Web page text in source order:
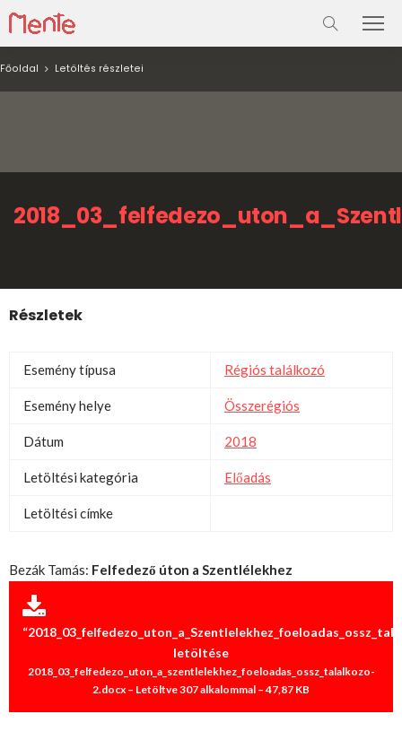
Főoldal Letöltés részletei
Részletek
Esemény típusa Régiós találkozó
Esemény helye Összerégiós
Dátum 2018
Letöltési kategória Előadás
Letöltési címke
Bezák Tamás: Felfedező úton a Szentlélekhez
letöltése
2018_03_felfedezo_uton_a_szentlelekhez_foeloadas_ossz_talalkozo-
2.docx – Letöltve 307 alkalommal – 47,87 KB